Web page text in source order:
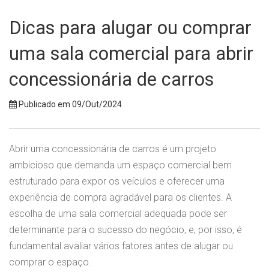
Dicas para alugar ou comprar
uma sala comercial para abrir
concessionária de carros
Publicado em 09/Out/2024
Abrir uma concessionária de carros é um projeto
ambicioso que demanda um espaço comercial bem
estruturado para expor os veículos e oferecer uma
experiência de compra agradável para os clientes. A
escolha de uma sala comercial adequada pode ser
determinante para o sucesso do negócio, e, por isso, é
fundamental avaliar vários fatores antes de alugar ou
comprar o espaço.